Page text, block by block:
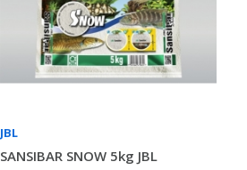
JBL
SANSIBAR SNOW 5kg JBL